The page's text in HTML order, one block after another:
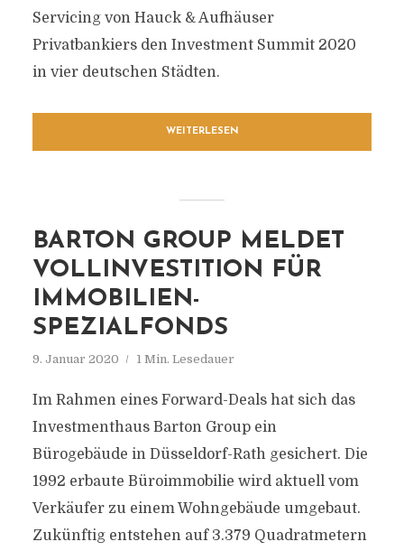
Servicing von Hauck & Aufhäuser
Privatbankiers den Investment Summit 2020
in vier deutschen Städten.
WEITERLESEN
BARTON GROUP MELDET
VOLLINVESTITION FÜR
IMMOBILIEN-
SPEZIALFONDS
9. Januar 2020 1 Min. Lesedauer
Im Rahmen eines Forward-Deals hat sich das
Investmenthaus Barton Group ein
Bürogebäude in Düsseldorf-Rath gesichert. Die
1992 erbaute Büroimmobilie wird aktuell vom
Verkäufer zu einem Wohngebäude umgebaut.
Zukünftig entstehen auf 3.379 Quadratmetern